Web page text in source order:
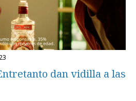
dan vidilla a las